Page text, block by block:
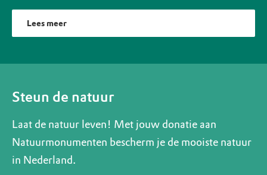
Lees meer
Steun de natuur
Laat de natuur leven! Met jouw donatie aan
Natuurmonumenten bescherm je de mooiste natuur
in Nederland.